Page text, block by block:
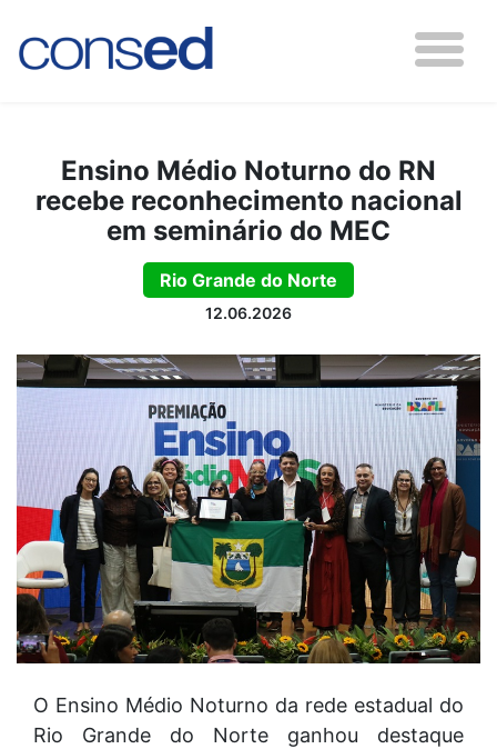
Ensino Médio Noturno do RN
recebe reconhecimento nacional
em seminário do MEC
Rio Grande do Norte
12.06.2026
O Ensino Médio Noturno da rede estadual do
Rio Grande do Norte ganhou destaque